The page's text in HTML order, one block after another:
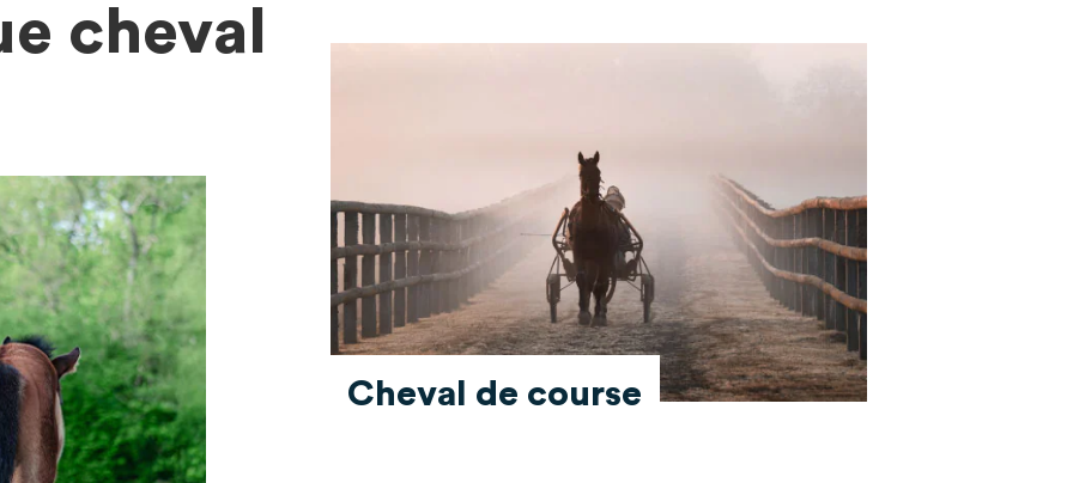
cheval
Cheval de course